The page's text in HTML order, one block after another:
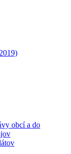
obcí a do